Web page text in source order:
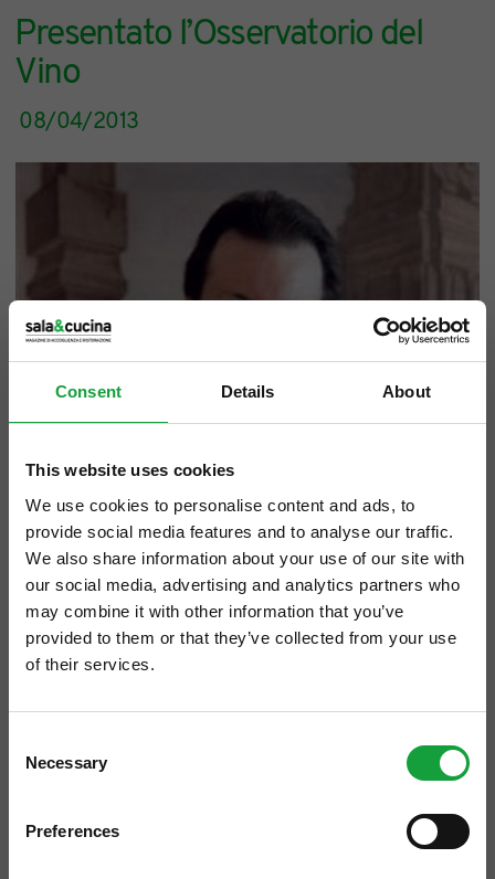
Consent Details About
This website uses cookies
We use cookies to personalise content and ads, to
provide social media features and to analyse our traffic.
We also share information about your use of our site with
our social media, advertising and analytics partners who
may combine it with other information that you’ve
provided to them or that they’ve collected from your use
of their services.
Selection
Necessary
Preferences
Presentato l’Osservatorio del
Vino
08/04/2013
vitivinicolo: oltre 21 milioni di ettolitri di vino
ISCRIVITI ALLA NEWSLETTER
Resta aggiornato su tutte le ultime novita nel campo